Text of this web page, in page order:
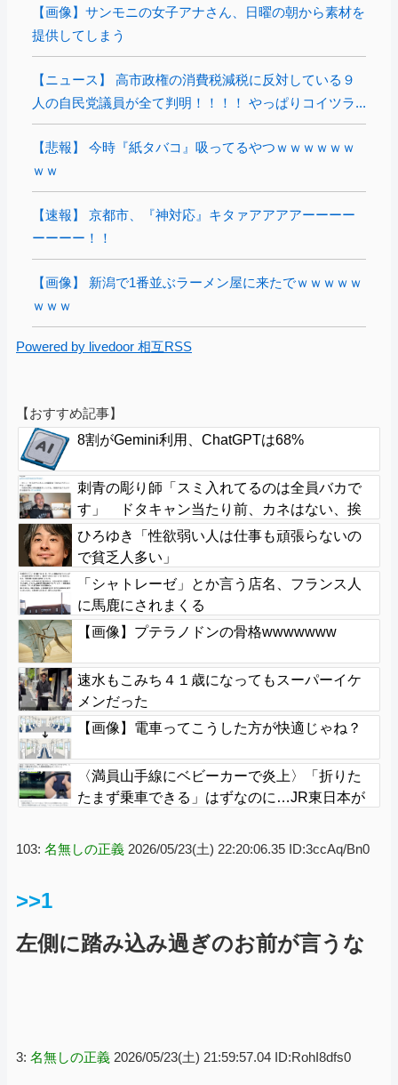
【画像】サンモニの女子アナさん、日曜の朝から素材を
提供してしまう
【ニュース】 高市政権の消費税減税に反対している９
人の自民党議員が全て判明！！！！ やっぱりコイツラ...
【悲報】 今時『紙タバコ』吸ってるやつｗｗｗｗｗｗ
ｗｗ
【速報】 京都市、『神対応』キタァアアアアーーーー
ーーーー！！
【画像】 新潟で1番並ぶラーメン屋に来たでｗｗｗｗｗ
ｗｗｗ
Powered by livedoor 相互RSS
【おすすめ記事】
8割がGemini利用、ChatGPTは68%
刺青の彫り師「スミ入れてるのは全員バカで
す」 ドタキャン当たり前、カネはない、挨
拶もできない
ひろゆき「性欲弱い人は仕事も頑張らないの
で貧乏人多い」
「シャトレーゼ」とか言う店名、フランス人
に馬鹿にされまくる
【画像】プテラノドンの骨格wwwwwww
速水もこみち４１歳になってもスーパーイケ
メンだった
【画像】電車ってこうした方が快適じゃね？
〈満員山手線にベビーカーで炎上〉「折りた
たまず乗車できる」はずなのに…JR東日本が
103: 名無しの正義 2026/05/23(土) 22:20:06.35 ID:3ccAq/Bn0
>>1
左側に踏み込み過ぎのお前が言うな
3: 名無しの正義 2026/05/23(土) 21:59:57.04 ID:RohI8dfs0